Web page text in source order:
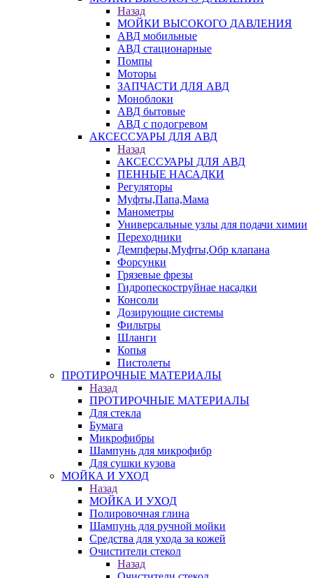
Назад
МОЙКИ ВЫСОКОГО ДАВЛЕНИЯ
АВД мобильные
АВД стационарные
Помпы
Моторы
ЗАПЧАСТИ ДЛЯ АВД
Моноблоки
АВД бытовые
АВД с подогревом
АКСЕССУАРЫ ДЛЯ АВД
Назад
АКСЕССУАРЫ ДЛЯ АВД
ПЕННЫЕ НАСАДКИ
Регуляторы
Муфты,Папа,Мама
Манометры
Универсальные узлы для подачи химии
Переходники
Демпферы,Муфты,Обр клапана
Форсунки
Грязевые фрезы
Гидропескоструйнае насадки
Консоли
Дозирующие системы
Фильтры
Шланги
Копья
Пистолеты
ПРОТИРОЧНЫЕ МАТЕРИАЛЫ
Назад
ПРОТИРОЧНЫЕ МАТЕРИАЛЫ
Для стекла
Бумага
Микрофибры
Шампунь для микрофибр
Для сушки кузова
МОЙКА И УХОД
Назад
МОЙКА И УХОД
Полировочная глина
Шампунь для ручной мойки
Средства для ухода за кожей
Очистители стекол
Назад